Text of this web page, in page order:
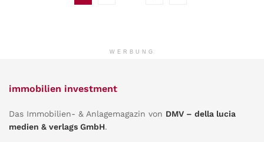
WERBUNG
immobilien investment
Das Immobilien- & Anlagemagazin von DMV – della lucia
medien & verlags GmbH.